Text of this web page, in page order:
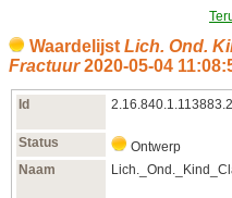
Waardelijst Lich. Ond.
Fractuur2020‑05‑04
Id
Status
Ontwerp
Naam